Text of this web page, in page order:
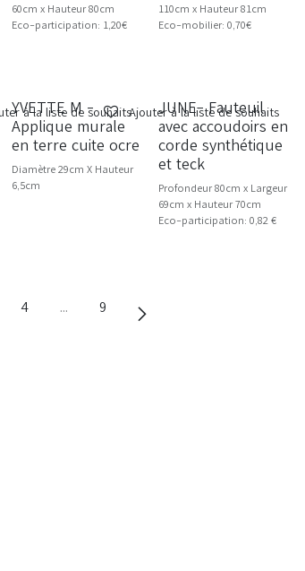
60cm x Hauteur 80cm
Eco-participation: 1,20€
110cm x Hauteur 81cm
Eco-mobilier: 0,70€
YVETTE M -
Applique murale
en terre cuite ocre
Diamètre 29cm X Hauteur
6,5cm
à la liste de souhaits
JUNE- Fauteuil
avec accoudoirs en
corde synthétique
et teck
Profondeur 80cm x Largeur
69cm x Hauteur 70cm
Eco-participation: 0,82 €
Ajouter à la liste de souhaits
4 … 9